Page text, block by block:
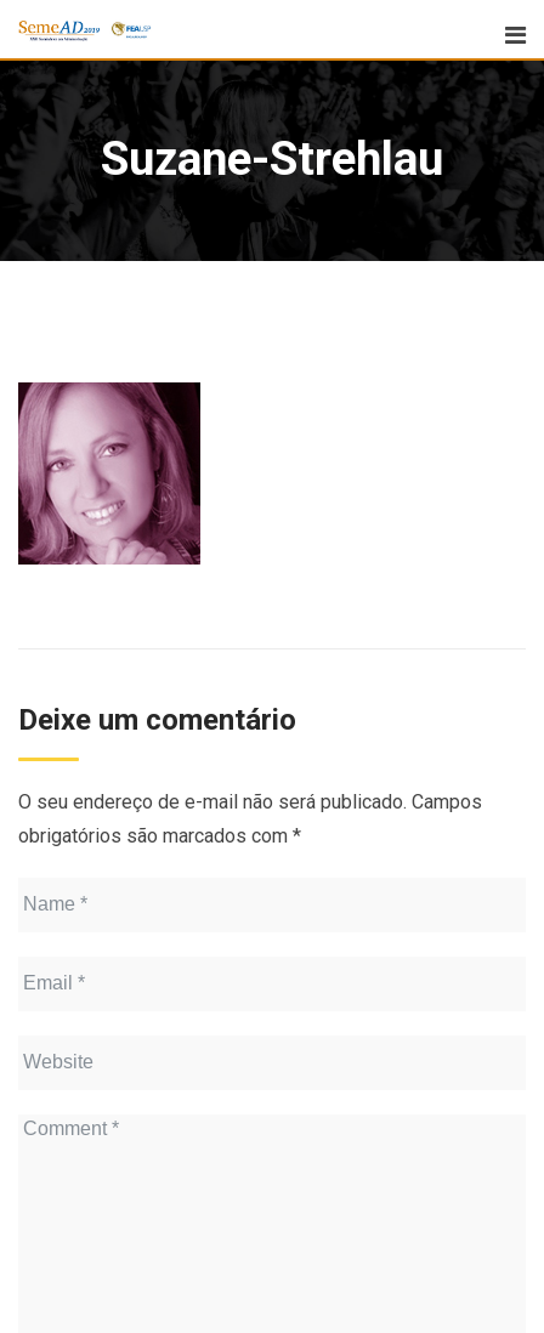
Suzane-Strehlau
Deixe um comentário
O seu endereço de e-mail não será publicado. Campos
obrigatórios são marcados com *